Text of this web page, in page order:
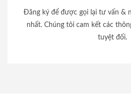
Đăng ký để được gọi lại tư vấn &
nhất. Chúng tôi cam kết các
tuyệt đối.